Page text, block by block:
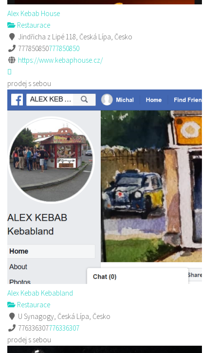
Alex Kebab House
Restaurace
Jindřicha z Lipé 118, Česká Lípa, Česko
777850850777850850
https://www.kebaphouse.cz/
prodej s sebou
Alex Kebab Kebabland
Restaurace
U Synagogy, Česká Lípa, Česko
776336307776336307
prodej s sebou